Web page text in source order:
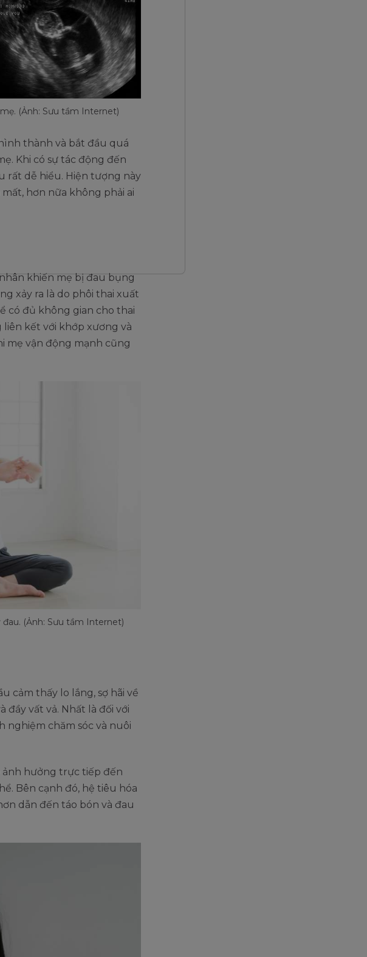
(Ảnh: Sưu tầm Internet)
thành và bắt đầu quá
Khi có sự tác động đến
rất dễ hiểu. Hiện tượng này
hơn nữa không phải ai
khiến mẹ bị đau bụng
xảy ra là do phôi thai xuất
có đủ không gian cho thai
kết với khớp xương và
mẹ vận động mạnh cũng
(Ảnh: Sưu tầm Internet)
cảm thấy lo lắng, sợ hãi về
đầy vất vả. Nhất là đối với
nghiệm chăm sóc và nuôi
ảnh hưởng trực tiếp đến
Bên cạnh đó, hệ tiêu hóa
dẫn đến táo bón và đau